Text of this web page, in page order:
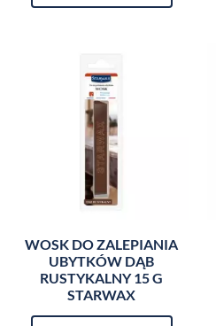
WOSK DO ZALEPIANIA
UBYTKÓW DĄB
RUSTYKALNY 15 G
STARWAX